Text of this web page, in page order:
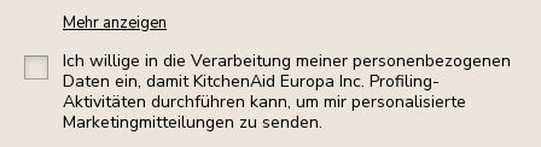
Mehr anzeigen
Ich willige in die Verarbeitung meiner personenbezogenen
Daten ein, damit KitchenAid Europa Inc. Profiling-
Aktivitäten durchführen kann, um mir personalisierte
Marketingmitteilungen zu senden.